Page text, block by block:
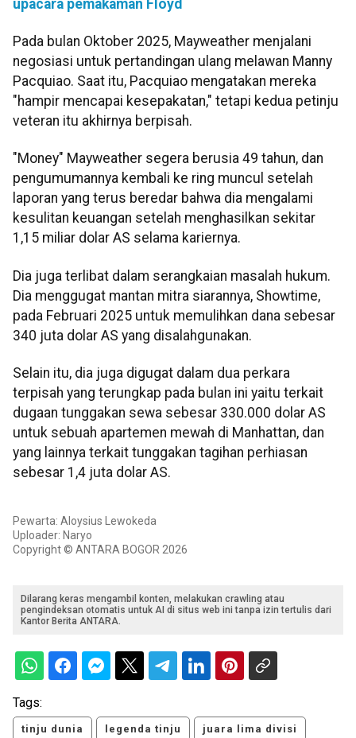
upacara pemakaman Floyd
Pada bulan Oktober 2025, Mayweather menjalani
negosiasi untuk pertandingan ulang melawan Manny
Pacquiao. Saat itu, Pacquiao mengatakan mereka
"hampir mencapai kesepakatan," tetapi kedua petinju
veteran itu akhirnya berpisah.
"Money" Mayweather segera berusia 49 tahun, dan
pengumumannya kembali ke ring muncul setelah
laporan yang terus beredar bahwa dia mengalami
kesulitan keuangan setelah menghasilkan sekitar
1,15 miliar dolar AS selama kariernya.
Dia juga terlibat dalam serangkaian masalah hukum.
Dia menggugat mantan mitra siarannya, Showtime,
pada Februari 2025 untuk memulihkan dana sebesar
340 juta dolar AS yang disalahgunakan.
Selain itu, dia juga digugat dalam dua perkara
terpisah yang terungkap pada bulan ini yaitu terkait
dugaan tunggakan sewa sebesar 330.000 dolar AS
untuk sebuah apartemen mewah di Manhattan, dan
yang lainnya terkait tunggakan tagihan perhiasan
sebesar 1,4 juta dolar AS.
Pewarta: Aloysius Lewokeda
Uploader: Naryo
Copyright © ANTARA BOGOR 2026
Dilarang keras mengambil konten, melakukan crawling atau
pengindeksan otomatis untuk AI di situs web ini tanpa izin tertulis dari
Kantor Berita ANTARA.
Tags:
tinju dunia legenda tinju juara lima divisi